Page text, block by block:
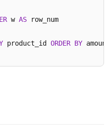
w AS
product_id ORDER BY